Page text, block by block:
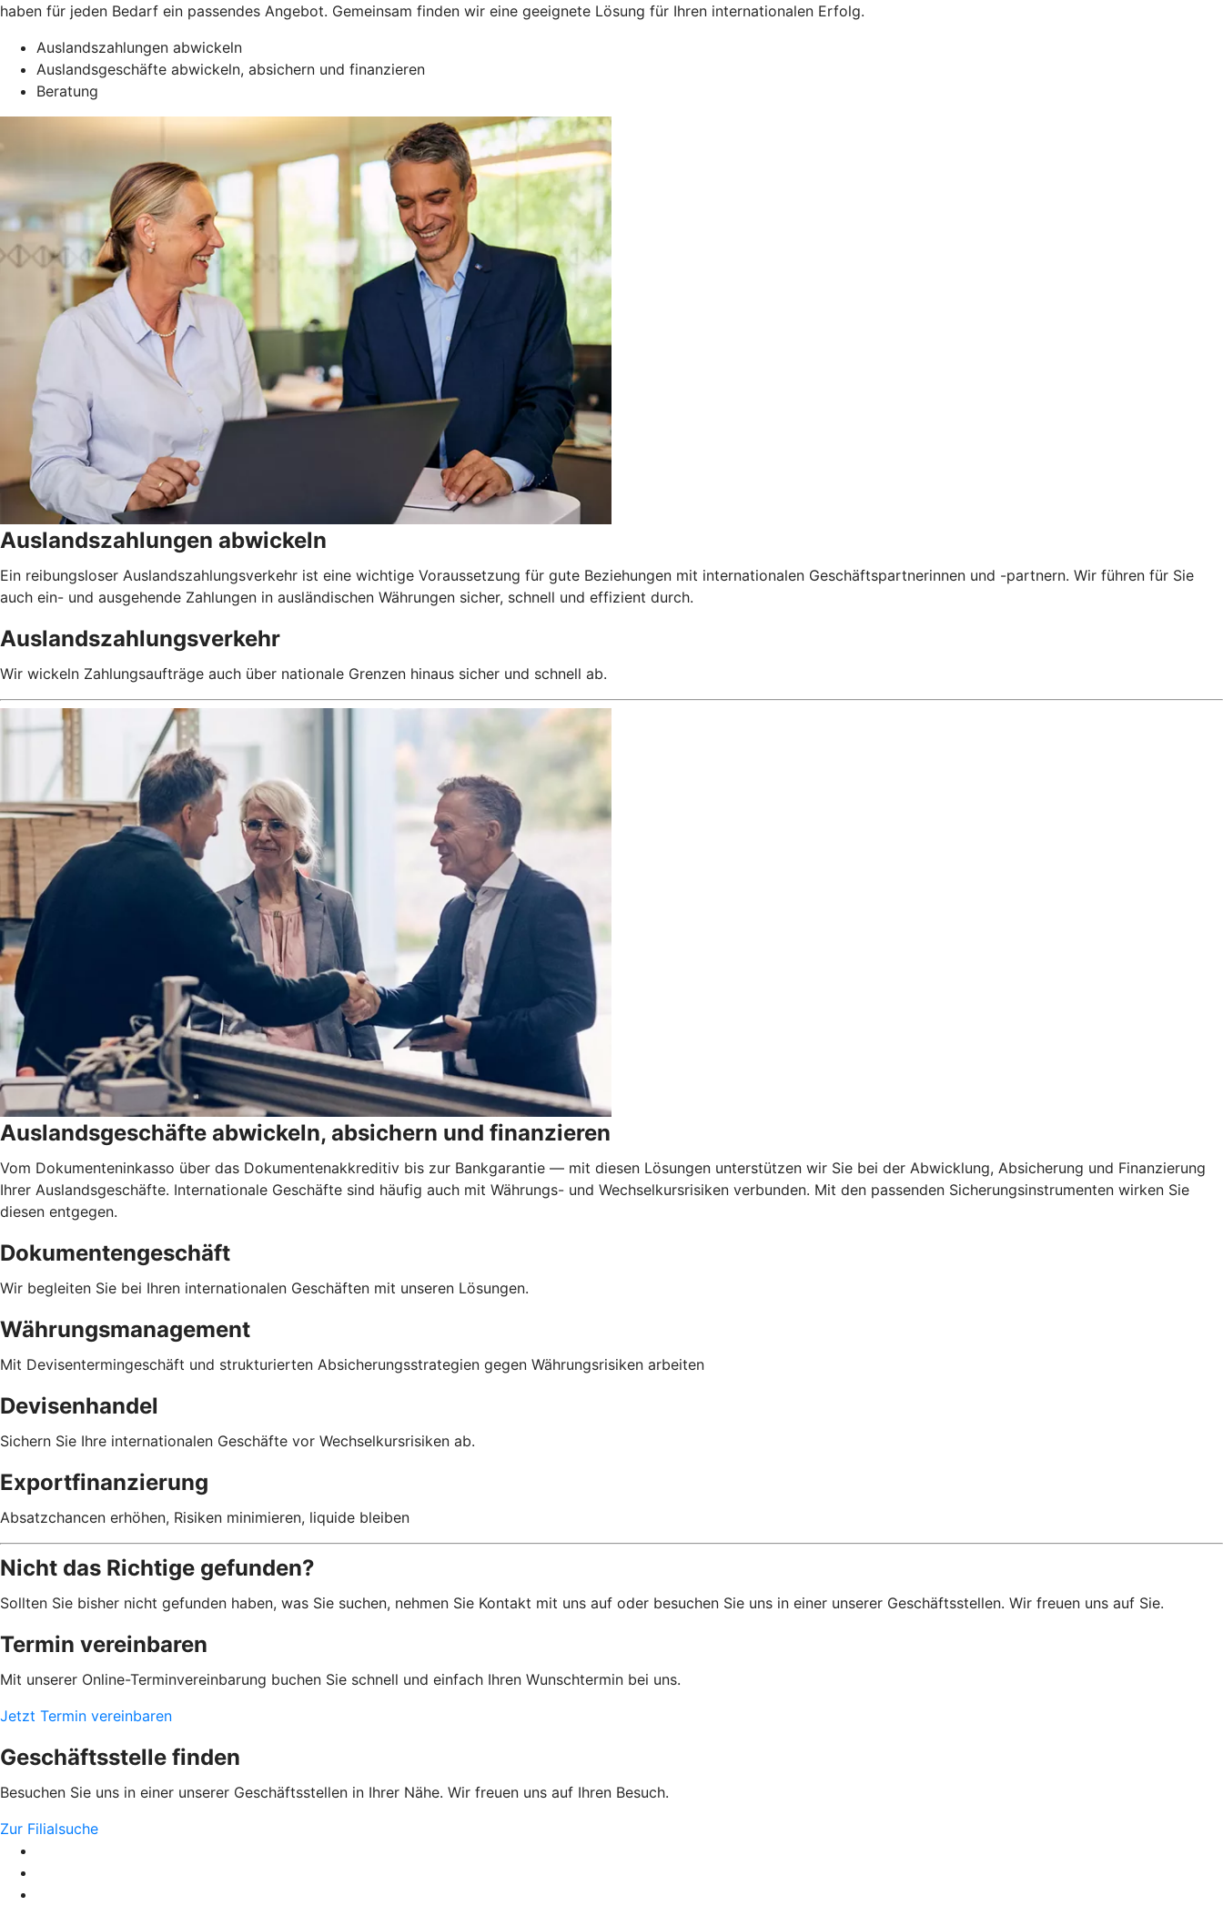
haben für jeden Bedarf ein passendes Angebot. Gemeinsam finden wir eine geeignete Lösung für Ihren internationalen Erfolg.
Auslandszahlungen abwickeln
Auslandsgeschäfte abwickeln, absichern und finanzieren
Beratung
Auslandszahlungen abwickeln
Ein reibungsloser Auslandszahlungsverkehr ist eine wichtige Voraussetzung für gute Beziehungen mit internationalen Geschäftspartnerinnen und -partnern. Wir führen für Sie
auch ein- und ausgehende Zahlungen in ausländischen Währungen sicher, schnell und effizient durch.
Auslandszahlungsverkehr
Wir wickeln Zahlungsaufträge auch über nationale Grenzen hinaus sicher und schnell ab.
Auslandsgeschäfte abwickeln, absichern und finanzieren
Vom Dokumenteninkasso über das Dokumentenakkreditiv bis zur Bankgarantie — mit diesen Lösungen unterstützen wir Sie bei der Abwicklung, Absicherung und Finanzierung
Ihrer Auslandsgeschäfte. Internationale Geschäfte sind häufig auch mit Währungs- und Wechselkursrisiken verbunden. Mit den passenden Sicherungsinstrumenten wirken Sie
diesen entgegen.
Dokumentengeschäft
Wir begleiten Sie bei Ihren internationalen Geschäften mit unseren Lösungen.
Währungsmanagement
Mit Devisentermingeschäft und strukturierten Absicherungsstrategien gegen Währungsrisiken arbeiten
Devisenhandel
Sichern Sie Ihre internationalen Geschäfte vor Wechselkursrisiken ab.
Exportfinanzierung
Absatzchancen erhöhen, Risiken minimieren, liquide bleiben
Nicht das Richtige gefunden?
Sollten Sie bisher nicht gefunden haben, was Sie suchen, nehmen Sie Kontakt mit uns auf oder besuchen Sie uns in einer unserer Geschäftsstellen. Wir freuen uns auf Sie.
Termin vereinbaren
Mit unserer Online-Terminvereinbarung buchen Sie schnell und einfach Ihren Wunschtermin bei uns.
Jetzt Termin vereinbaren
Geschäftsstelle finden
Besuchen Sie uns in einer unserer Geschäftsstellen in Ihrer Nähe. Wir freuen uns auf Ihren Besuch.
Zur Filialsuche